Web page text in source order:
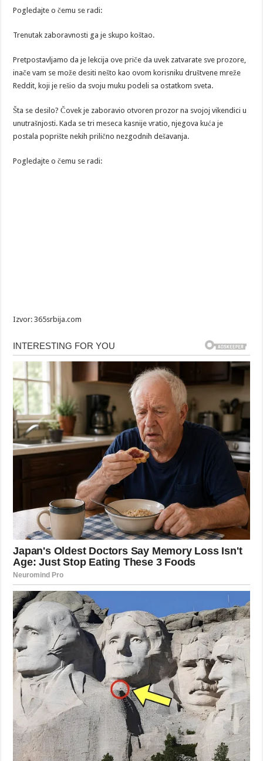
Pogledajte o čemu se radi:
Trenutak zaboravnosti ga je skupo koštao.
Pretpostavljamo da je lekcija ove priče da uvek zatvarate sve prozore,
inače vam se može desiti nešto kao ovom korisniku društvene mreže
Reddit, koji je rešio da svoju muku podeli sa ostatkom sveta.
Šta se desilo? Čovek je zaboravio otvoren prozor na svojoj vikendici u
unutrašnjosti. Kada se tri meseca kasnije vratio, njegova kuća je
postala poprište nekih prilično nezgodnih dešavanja.
Pogledajte o čemu se radi:
Izvor: 365srbija.com